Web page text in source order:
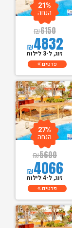
₪6150
₪4832
21%
הנחה
זוג, ל-3 לילות
פרטים
₪5600
₪4066
27%
הנחה
זוג, ל-4 לילות
פרטים